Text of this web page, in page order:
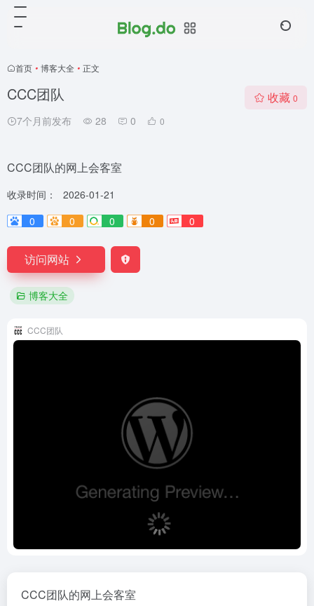
首页 • 博客大全 • 正文
CCC团队
7个月前发布 28 0 0
收藏 0
CCC团队的网上会客室
收录时间：
2026-01-21
0
0 0 0 0
访问网站
博客大全
CCC团队
CCC团队的网上会客室